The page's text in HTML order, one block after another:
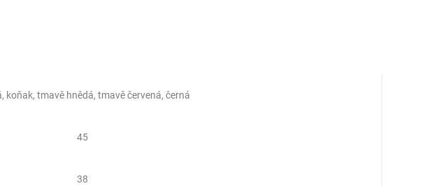
koňak, tmavě hnědá, tmavě červená, černá
45
38